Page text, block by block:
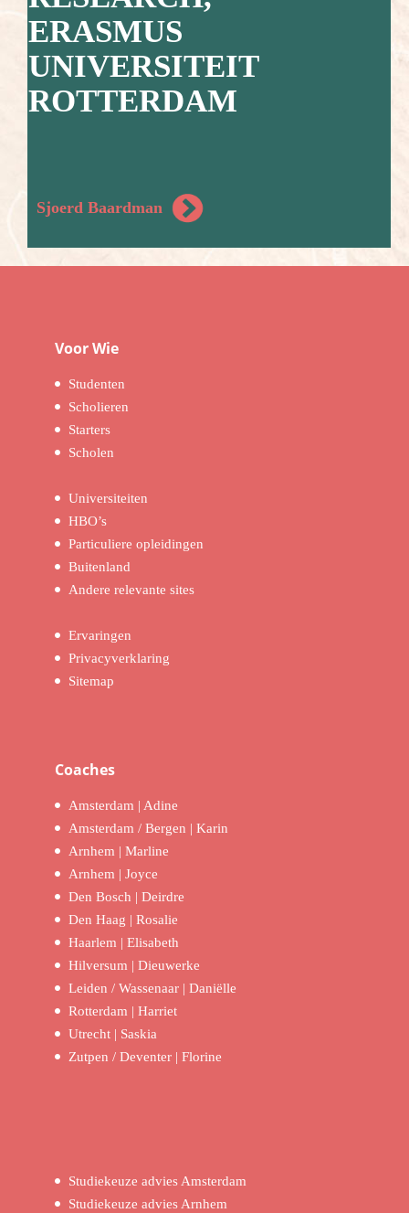
ERASMUS
UNIVERSITEIT
ROTTERDAM
Sjoerd Baardman
Voor Wie
Studenten
Scholieren
Starters
Scholen
Universiteiten
HBO’s
Particuliere opleidingen
Buitenland
Andere relevante sites
Ervaringen
Privacyverklaring
Sitemap
Coaches
Amsterdam | Adine
Amsterdam / Bergen | Karin
Arnhem | Marline
Arnhem | Joyce
Den Bosch | Deirdre
Den Haag | Rosalie
Haarlem | Elisabeth
Hilversum | Dieuwerke
Leiden / Wassenaar | Daniëlle
Rotterdam | Harriet
Utrecht | Saskia
Zutpen / Deventer | Florine
Studiekeuze advies Amsterdam
Studiekeuze advies Arnhem